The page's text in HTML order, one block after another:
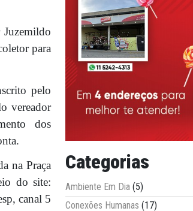
para
pelo
vereador
dos
na Praça
do site:
canal 5
Categorias
Ambiente Em Dia (5)
Conexões Humanas (17)